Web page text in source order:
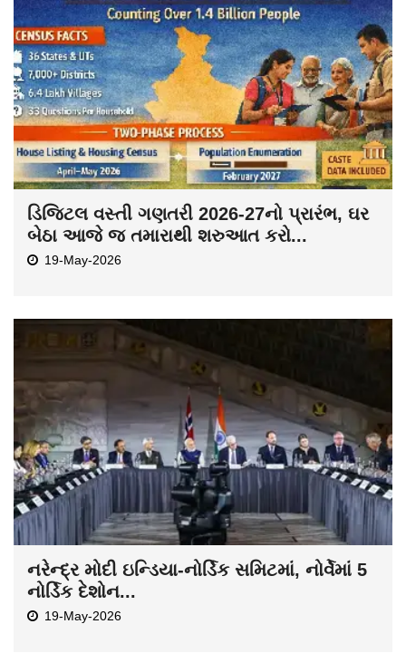
ડિજિટલ વસ્તી ગણતરી 2026-27નો પ્રારંભ, ઘર
બેઠા આજે જ તમારાથી શરુઆત કરો...
19-May-2026
નરેન્દ્ર મોદી ઇન્ડિયા-નોર્ડિક સમિટમાં, નોર્વેમાં 5
નોર્ડિક દેશોન...
19-May-2026